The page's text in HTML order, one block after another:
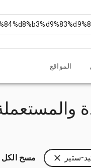
المواقع
ستير
مسح الكل